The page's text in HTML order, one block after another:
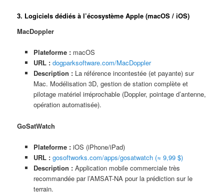
3. Logiciels dédiés à l’écosystème Apple (macOS / iOS)
MacDoppler
Plateforme : macOS
URL : dogparksoftware.com/MacDoppler
Description : La référence incontestée (et payante) sur
Mac. Modélisation 3D, gestion de station complète et
pilotage matériel irréprochable (Doppler, pointage d’antenne,
opération automatisée).
GoSatWatch
Plateforme : iOS (iPhone/iPad)
URL : gosoftworks.com/apps/gosatwatch (≈ 9,99 $)
Description : Application mobile commerciale très
recommandée par l’AMSAT-NA pour la prédiction sur le
terrain.